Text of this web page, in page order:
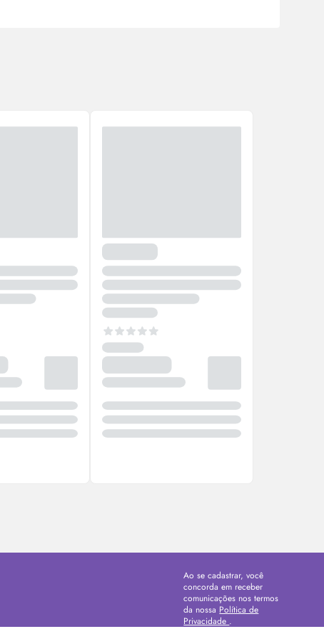
Ao se cadastrar, você
concorda em receber
comunicações nos termos
da nossa Política de
Privacidade .